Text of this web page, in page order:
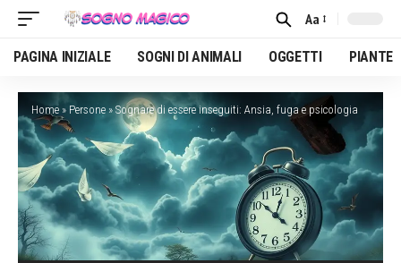
Font
Resizer
Aa
PAGINA INIZIALE SOGNI DI ANIMALI OGGETTI PIANTE
Home » Persone »Sognare di essere inseguiti: Ansia, fuga e psicologia